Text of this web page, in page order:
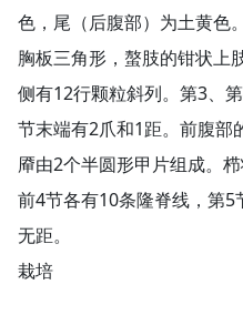
色，尾（后腹部）为土黄色
胸板三角形，螯肢的钳状上
侧有12行颗粒斜列。第3、
节末端有2爪和1距。前腹部
厣由2个半圆形甲片组成。
前4节各有10条隆脊线，第
无距。
栽培